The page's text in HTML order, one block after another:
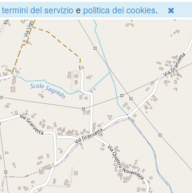
termini del servizio e politica dei cookies.